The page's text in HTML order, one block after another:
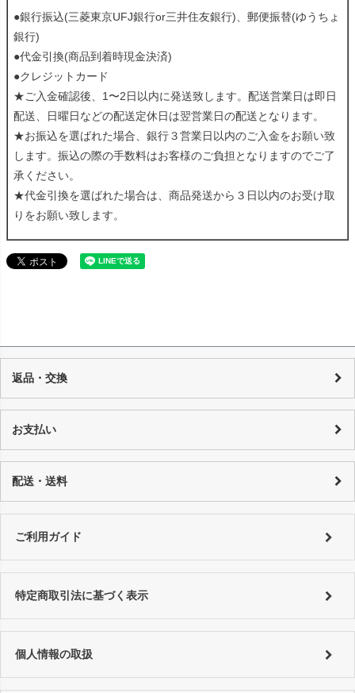
●銀行振込(三菱東京UFJ銀行or三井住友銀行)、郵便振替(ゆうちょ
銀行)
●代金引換(商品到着時現金決済)
●クレジットカード
★ご入金確認後、1〜2日以内に発送致します。配送営業日は即日
配送、日曜日などの配送定休日は翌営業日の配送となります。
★お振込を選ばれた場合、銀行３営業日以内のご入金をお願い致
します。振込の際の手数料はお客様のご負担となりますのでご了
承ください。
★代金引換を選ばれた場合は、商品発送から３日以内のお受け取
りをお願い致します。
返品・交換
当店の商品は店頭でも販売しており、また基本的に1点物のUSED品とな
り随時在庫の調整を行っておりますが、反映までの時間に若干の誤差が
ございませんが、何卒ご了承下さいます様お願い申し上げます。 商品の
っております。
お支払い
カード決済：一括払い・分割払い・リボ払い
代金引換：代引手数料はご購入金額によってことなります。
します。
詳しくはご利用ガイド
配送・送料
特にご指定がない場合は以下の対応となります。
■代金引換、クレジットカード ⇒ ご注文確認後、翌営業日以内に発送
ご利用ガイド
特定商取引法に基づく表示
個人情報の取扱